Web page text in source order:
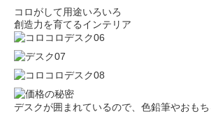
コロがして用途いろいろ
創造力を育てるインテリア
デスクが囲まれているので、色鉛筆やおも